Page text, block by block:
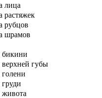
лица
растяжек
рубцов
шрамов
бикини
верхней губы
живота